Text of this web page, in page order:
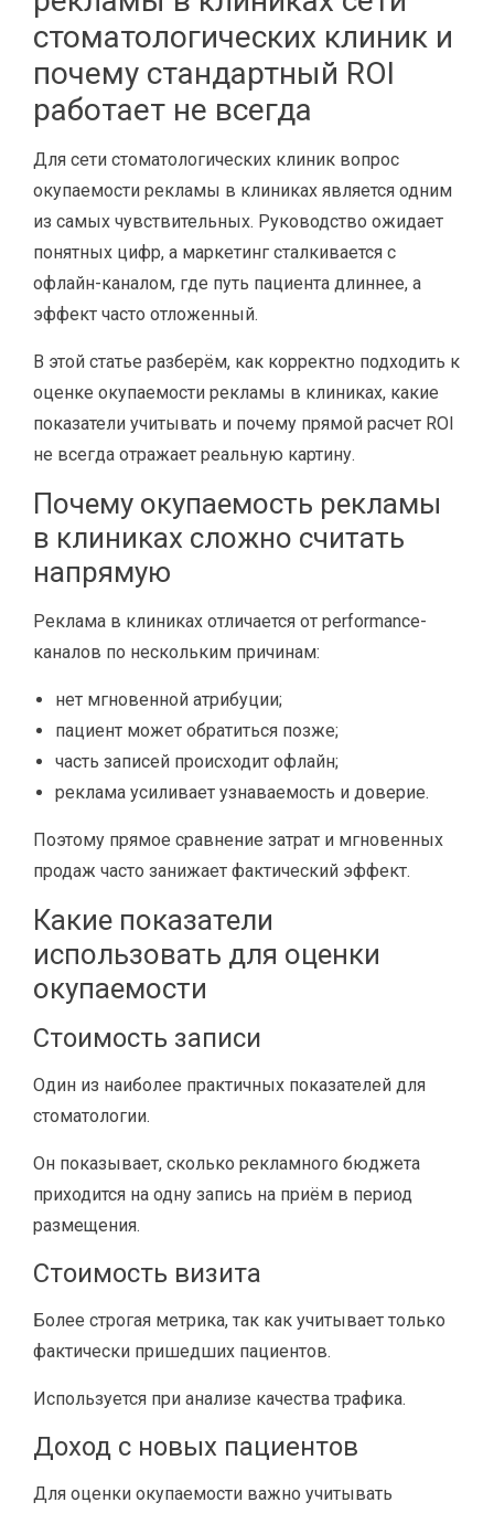
стоматологических клиник и
почему стандартный ROI
работает не всегда
Для сети стоматологических клиник вопрос
окупаемости рекламы в клиниках является одним
из самых чувствительных. Руководство ожидает
понятных цифр, а маркетинг сталкивается с
офлайн-каналом, где путь пациента длиннее, а
эффект часто отложенный.
В этой статье разберём, как корректно подходить к
оценке окупаемости рекламы в клиниках, какие
показатели учитывать и почему прямой расчет ROI
не всегда отражает реальную картину.
Почему окупаемость рекламы
в клиниках сложно считать
напрямую
Реклама в клиниках отличается от performance-
каналов по нескольким причинам:
нет мгновенной атрибуции;
пациент может обратиться позже;
часть записей происходит офлайн;
реклама усиливает узнаваемость и доверие.
Поэтому прямое сравнение затрат и мгновенных
продаж часто занижает фактический эффект.
Какие показатели
использовать для оценки
окупаемости
Стоимость записи
Один из наиболее практичных показателей для
стоматологии.
Он показывает, сколько рекламного бюджета
приходится на одну запись на приём в период
размещения.
Стоимость визита
Более строгая метрика, так как учитывает только
фактически пришедших пациентов.
Используется при анализе качества трафика.
Доход с новых пациентов
Для оценки окупаемости важно учитывать